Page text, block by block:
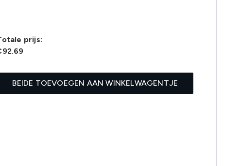
prijs:
BEIDE TOEVOEGEN AAN WINKELWAGENTJE